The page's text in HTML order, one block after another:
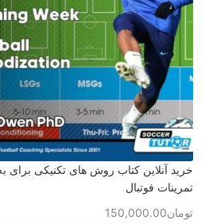
خرید آنلاین کتاب روش های تکنیکی برای
تمرینات فوتبال
تومان150,000.00